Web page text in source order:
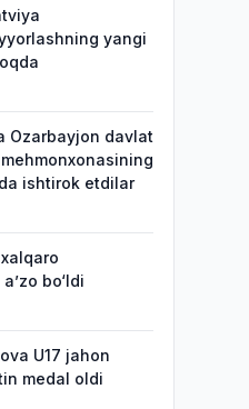
yangi
Ozarbayjon davlat
ishtirok etdilar
bo‘ldi
U17 jahon
medal oldi